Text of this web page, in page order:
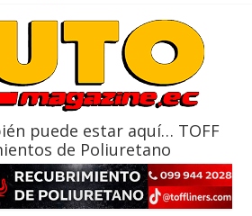
edición 47ª, recorre 7 provincias en 8
Bolden para cubrir las rutas de La
puede estar aquí… TOFF
de Poliuretano